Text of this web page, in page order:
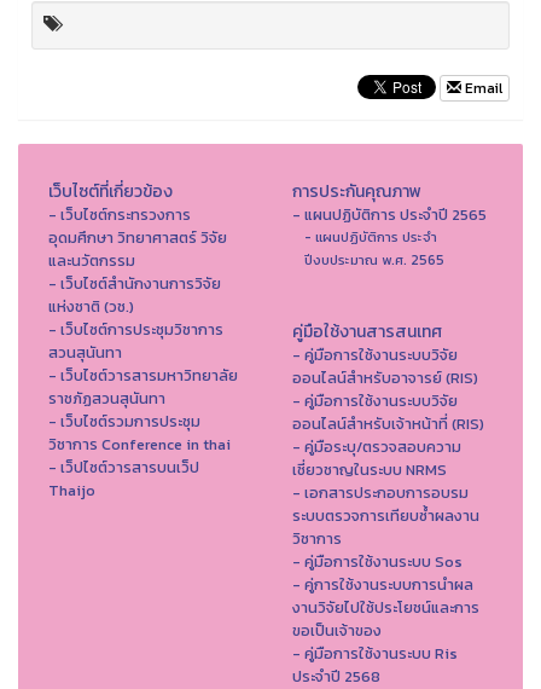
Email
เว็บไซต์ที่เกี่ยวข้อง
- เว็บไซต์กระทรวงการ
อุดมศึกษา วิทยาศาสตร์ วิจัย
และนวัตกรรม
- เว็บไซต์สำนักงานการวิจัย
แห่งชาติ (วช.)
- เว็บไซต์การประชุมวิชาการ
สวนสุนันทา
- เว็บไซต์วารสารมหาวิทยาลัย
ราชภัฏสวนสุนันทา
- เว็บไซต์รวมการประชุม
วิชาการ Conference in thai
- เว็ปไซต์วารสารบนเว็ป
Thaijo
การประกันคุณภาพ
- แผนปฏิบัติการ ประจำปี 2565
- แผนปฏิบัติการ ประจำ
ปีงบประมาณ พ.ศ. 2565
คู่มือใช้งานสารสนเทศ
- คู่มือการใช้งานระบบวิจัย
ออนไลน์สำหรับอาจารย์ (RIS)
- คู่มือการใช้งานระบบวิจัย
ออนไลน์สำหรับเจ้าหน้าที่ (RIS)
- คู่มือระบุ/ตรวจสอบความ
เชี่ยวชาญในระบบ NRMS
- เอกสารประกอบการอบรม
ระบบตรวจการเทียบซ้ำผลงาน
วิชาการ
- คู่มือการใช้งานระบบ Sos
- คู่การใช้งานระบบการนำผล
งานวิจัยไปใช้ประโยชน์และการ
ขอเป็นเจ้าของ
- คู่มือการใช้งานระบบ Ris
ประจำปี 2568